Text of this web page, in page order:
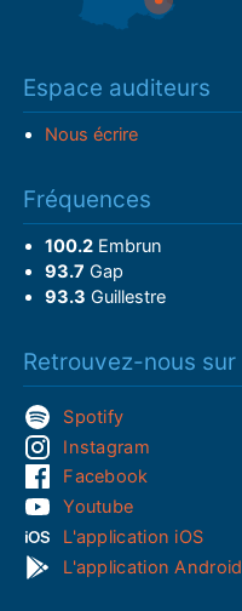
Espace auditeurs
Nous écrire
Fréquences
100.2Embrun
93.7 Gap
93.3 Guillestre
Retrouvez-nous sur
Spotify
Instagram
Facebook
Youtube
L'application iOS
L'application Android